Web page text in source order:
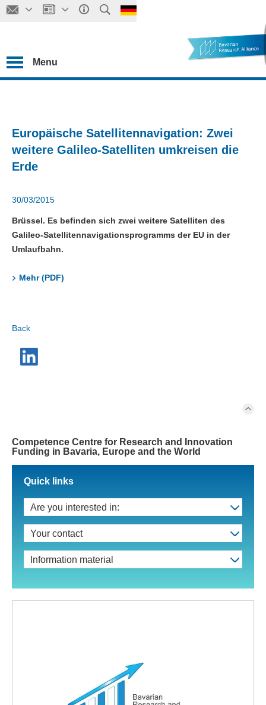
Menu
Europäische Satellitennavigation: Zwei
weitere Galileo-Satelliten umkreisen die
Erde
30/03/2015
Brüssel. Es befinden sich zwei weitere Satelliten des
Galileo-Satellitennavigationsprogramms der EU in der
Umlaufbahn.
Mehr (PDF)
Back
Competence Centre for Research and Innovation
Funding in Bavaria, Europe and the World
Quick links
Are you interested in:
Your contact
Information material